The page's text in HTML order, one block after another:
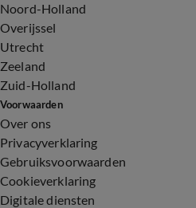
Noord-Holland
Overijssel
Utrecht
Zeeland
Zuid-Holland
Voorwaarden
Over ons
Privacyverklaring
Gebruiksvoorwaarden
Cookieverklaring
Digitale diensten